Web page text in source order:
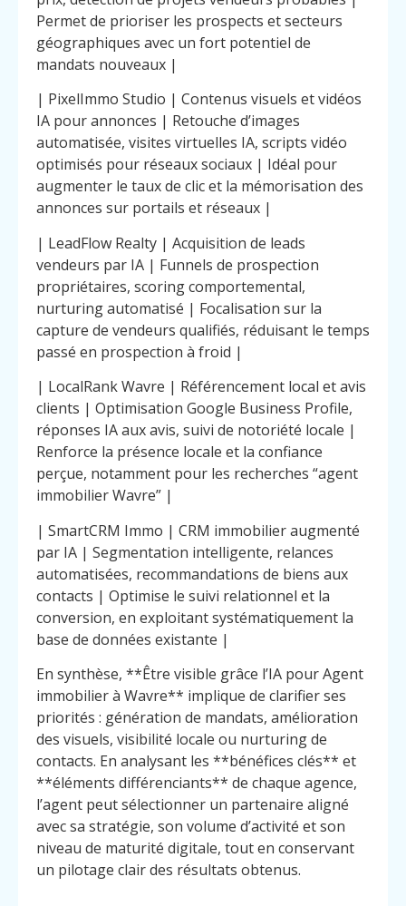
Permet de prioriser les prospects et secteurs
géographiques avec un fort potentiel de
mandats nouveaux |
| PixelImmo Studio | Contenus visuels et vidéos
IA pour annonces | Retouche d’images
automatisée, visites virtuelles IA, scripts vidéo
optimisés pour réseaux sociaux | Idéal pour
augmenter le taux de clic et la mémorisation des
annonces sur portails et réseaux |
| LeadFlow Realty | Acquisition de leads
vendeurs par IA | Funnels de prospection
propriétaires, scoring comportemental,
nurturing automatisé | Focalisation sur la
capture de vendeurs qualifiés, réduisant le temps
passé en prospection à froid |
| LocalRank Wavre | Référencement local et avis
clients | Optimisation Google Business Profile,
réponses IA aux avis, suivi de notoriété locale |
Renforce la présence locale et la confiance
perçue, notamment pour les recherches “agent
immobilier Wavre” |
| SmartCRM Immo | CRM immobilier augmenté
par IA | Segmentation intelligente, relances
automatisées, recommandations de biens aux
contacts | Optimise le suivi relationnel et la
conversion, en exploitant systématiquement la
base de données existante |
En synthèse, **Être visible grâce l’IA pour Agent
immobilier à Wavre** implique de clarifier ses
priorités : génération de mandats, amélioration
des visuels, visibilité locale ou nurturing de
contacts. En analysant les **bénéfices clés** et
**éléments différenciants** de chaque agence,
l’agent peut sélectionner un partenaire aligné
avec sa stratégie, son volume d’activité et son
niveau de maturité digitale, tout en conservant
un pilotage clair des résultats obtenus.